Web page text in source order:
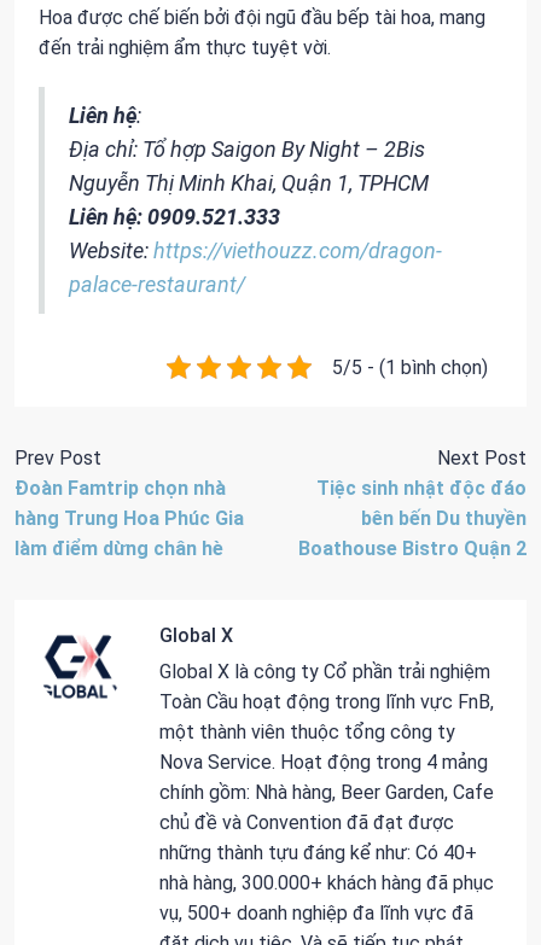
Hoa được chế biến bởi đội ngũ đầu bếp tài hoa, mang
đến trải nghiệm ẩm thực tuyệt vời.
Liên hệ:
Địa chỉ: Tổ hợp Saigon By Night – 2Bis
Nguyễn Thị Minh Khai, Quận 1, TPHCM
Liên hệ: 0909.521.333
Website:https://viethouzz.com/dragon-
palace-restaurant/
5/5 - (1 bình chọn)
Prev Post
Đoàn Famtrip chọn nhà
hàng Trung Hoa Phúc Gia
làm điểm dừng chân hè
Next Post
Tiệc sinh nhật độc đáo
bên bến Du thuyền
Boathouse Bistro Quận 2
Global X
Global X là công ty Cổ phần trải nghiệm
Toàn Cầu hoạt động trong lĩnh vực FnB,
một thành viên thuộc tổng công ty
Nova Service. Hoạt động trong 4 mảng
chính gồm: Nhà hàng, Beer Garden, Cafe
chủ đề và Convention đã đạt được
những thành tựu đáng kể như: Có 40+
nhà hàng, 300.000+ khách hàng đã phục
vụ, 500+ doanh nghiệp đa lĩnh vực đã